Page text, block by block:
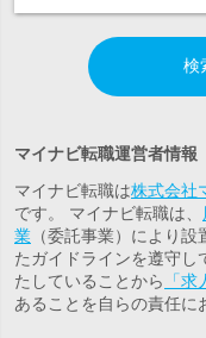
検
マイナビ転職運営者情報
マイナビ転職は株式会社
です。 マイナビ転職は、
業 （委託事業）により
たガイドラインを遵守し
たしていることから
「
あることを自らの責任に